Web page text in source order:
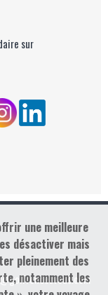
sur
une meilleure
désactiver mais
pleinement des
notamment les